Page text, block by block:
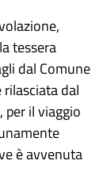
tessera
dal Comune
dal
per il viaggio
è avvenuta